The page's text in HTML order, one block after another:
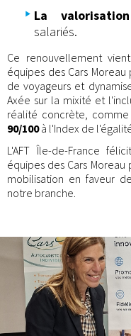
La
salariés.
Ce renouvellement
équipes des Cars
de voyageurs et
Axée sur la mixité et
réalité concrète,
90/100à l'Index de
L'AFT Île-de-France
équipes des Cars
mobilisation en faveur
notre branche.